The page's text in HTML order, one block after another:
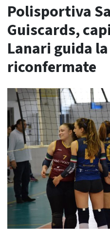
Polisportiva
Guiscards,
Lanari guida
riconfermate